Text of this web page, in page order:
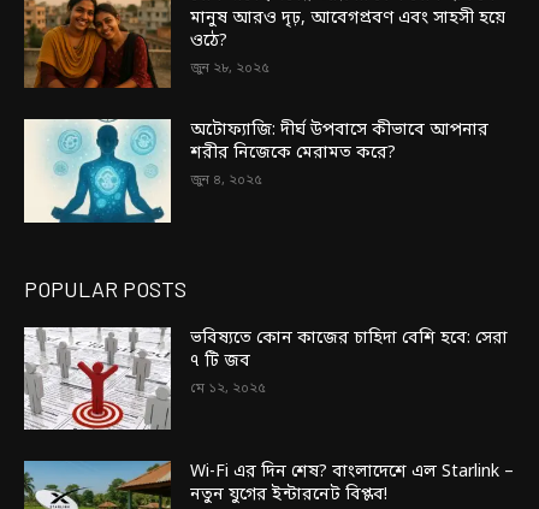
মানুষ আরও দৃঢ়, আবেগপ্রবণ এবং সাহসী হয়ে
ওঠে?
জুন ২৮, ২০২৫
অটোফ্যাজি: দীর্ঘ উপবাসে কীভাবে আপনার
শরীর নিজেকে মেরামত করে?
জুন ৪, ২০২৫
POPULAR POSTS
ভবিষ্যতে কোন কাজের চাহিদা বেশি হবে: সেরা
৭ টি জব
মে ১২, ২০২৫
Wi-Fi এর দিন শেষ? বাংলাদেশে এল Starlink –
নতুন যুগের ইন্টারনেট বিপ্লব!